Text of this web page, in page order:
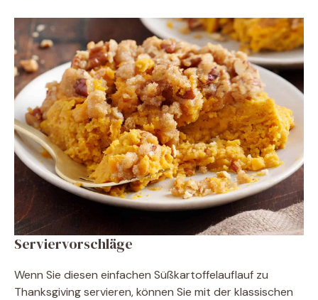
Serviervorschläge
Wenn Sie diesen einfachen Süßkartoffelauflauf zu
Thanksgiving servieren, können Sie mit der klassischen